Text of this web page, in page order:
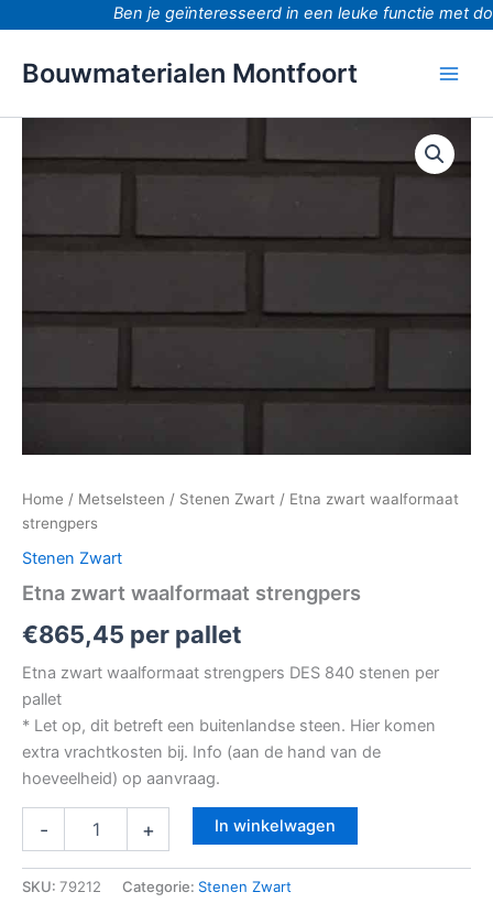
Ben je geïnteresseerd in een leuke functie met
Bouwmaterialen Montfoort
Home / Metselsteen / Stenen Zwart / Etna zwart waalformaat
strengpers
Stenen Zwart
Etna zwart waalformaat strengpers
€865,45 per pallet
Etna zwart waalformaat strengpers DES 840 stenen per
pallet
* Let op, dit betreft een buitenlandse steen. Hier komen
extra vrachtkosten bij. Info (aan de hand van de
hoeveelheid) op aanvraag.
-
waalformaat
+ In winkelwagen
SKU: 79212 Categorie: Stenen Zwart